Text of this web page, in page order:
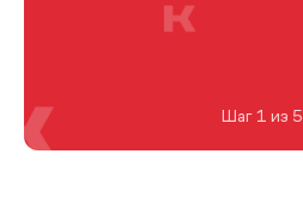
Шаг 1 из 5